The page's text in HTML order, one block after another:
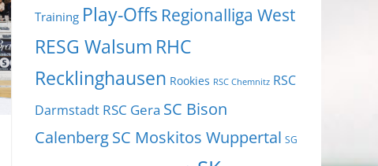
Training Play-Offs Regionalliga West
RESG Walsum RHC
Recklinghausen Rookies RSC Chemnitz RSC
Darmstadt RSC Gera SC Bison
CalenbergSC Moskitos Wuppertal SG